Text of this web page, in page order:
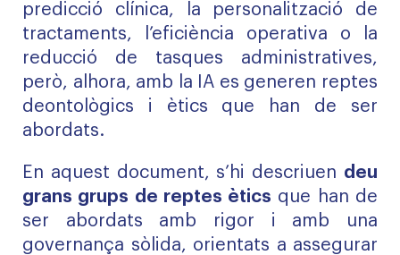
predicció clínica, la personalització de
tractaments, l’eficiència operativa o la
reducció de tasques administratives,
però, alhora, amb la IA es generen reptes
deontològics i ètics que han de ser
abordats.
En aquest document, s’hi descriuen deu
grans grups de reptes ètics que han de
ser abordats amb rigor i amb una
governança sòlida, orientats a assegurar